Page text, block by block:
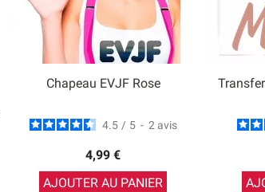
Chapeau EVJF Rose
4.5 / 5 - 2 avis
4,99 €
AJOUTER AU PANIER